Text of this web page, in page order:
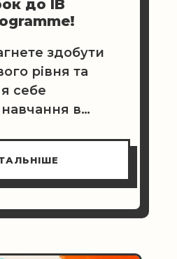
до IB
здобути
рівня та
себе
в
до IB DP!